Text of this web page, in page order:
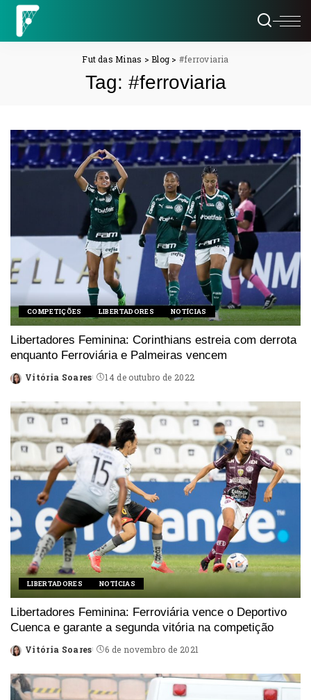
Fut das Minas >Blog > #ferroviaria
Tag: #ferroviaria
COMPETIÇÕES LIBERTADORES NOTÍCIAS
Libertadores Feminina: Corinthians estreia com derrota
enquanto Ferroviária e Palmeiras vencem
Posted
Vitória Soares 14 de outubro de 2022
LIBERTADORES NOTÍCIAS
Libertadores Feminina: Ferroviária vence o Deportivo
Cuenca e garante a segunda vitória na competição
Posted
Vitória Soares 6 de novembro de 2021